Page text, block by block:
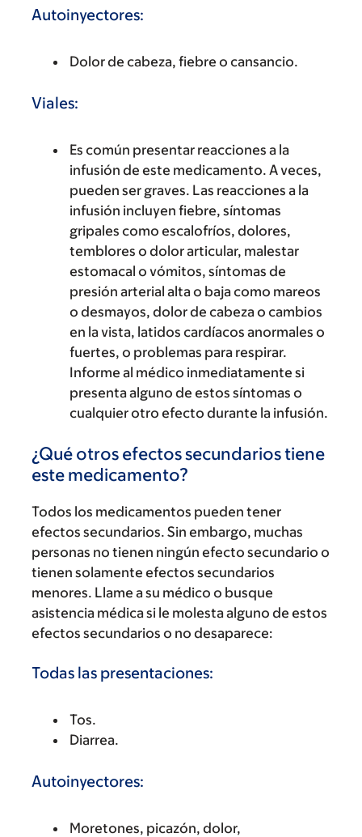
Autoinyectores:
Dolor de cabeza, fiebre o cansancio.
Viales:
Es común presentar reacciones a la
infusión de este medicamento. A veces,
pueden ser graves. Las reacciones a la
infusión incluyen fiebre, síntomas
gripales como escalofríos, dolores,
temblores o dolor articular, malestar
estomacal o vómitos, síntomas de
presión arterial alta o baja como mareos
o desmayos, dolor de cabeza o cambios
en la vista, latidos cardíacos anormales o
fuertes, o problemas para respirar.
Informe al médico inmediatamente si
presenta alguno de estos síntomas o
cualquier otro efecto durante la infusión.
¿Qué otros efectos secundarios tiene
este medicamento?
Todos los medicamentos pueden tener
efectos secundarios. Sin embargo, muchas
personas no tienen ningún efecto secundario o
tienen solamente efectos secundarios
menores. Llame a su médico o busque
asistencia médica si le molesta alguno de estos
efectos secundarios o no desaparece:
Todas las presentaciones:
Tos.
Diarrea.
Autoinyectores:
Moretones, picazón, dolor,